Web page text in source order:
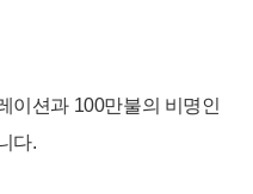
이션과 100만불의 비명인
다.